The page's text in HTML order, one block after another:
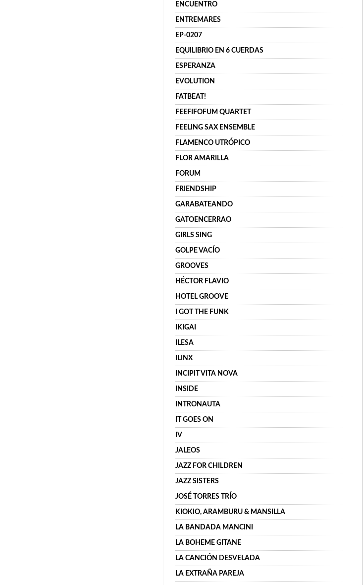
ENCUENTRO
ENTREMARES
EP-0207
EQUILIBRIO EN 6 CUERDAS
ESPERANZA
EVOLUTION
FATBEAT!
FEEFIFOFUM QUARTET
FEELING SAX ENSEMBLE
FLAMENCO UTRÓPICO
FLOR AMARILLA
FORUM
FRIENDSHIP
GARABATEANDO
GATOENCERRAO
GIRLS SING
GOLPE VACÍO
GROOVES
HÉCTOR FLAVIO
HOTEL GROOVE
I GOT THE FUNK
IKIGAI
ILESA
ILINX
INCIPIT VITA NOVA
INSIDE
INTRONAUTA
IT GOES ON
IV
JALEOS
JAZZ FOR CHILDREN
JAZZ SISTERS
JOSÉ TORRES TRÍO
KIOKIO, ARAMBURU & MANSILLA
LA BANDADA MANCINI
LA BOHEME GITANE
LA CANCIÓN DESVELADA
LA EXTRAÑA PAREJA